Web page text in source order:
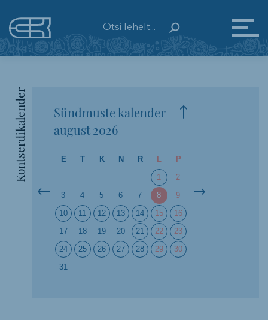
Kontserdikalender
Sündmuste kalender
august2026
E T K N R L
P
1
2
3
4 5 6 7 8
9
10
11 12 13 14 15
16
17
18 19 20 21 22
23
24
25 26 27 28 29
30
31